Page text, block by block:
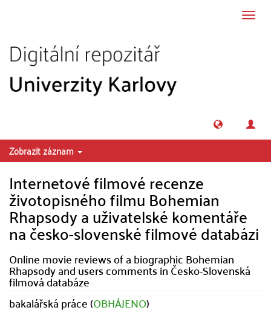
Zobrazit záznam
Internetové filmové recenze
životopisného filmu Bohemian
Rhapsody a uživatelské komentáře
na česko-slovenské filmové databázi
Online movie reviews of a biographic Bohemian
Rhapsody and users comments in Česko-Slovenská
filmová databáze
bakalářská práce (OBHÁJENO)